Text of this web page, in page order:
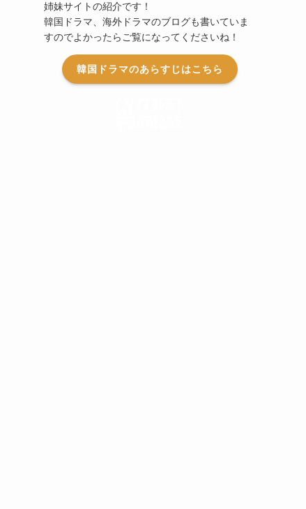
姉妹サイトの紹介です！
韓国ドラマ、海外ドラマのブログも書いていま
すのでよかったらご覧になってくださいね！
韓国ドラマのあらすじはこちら